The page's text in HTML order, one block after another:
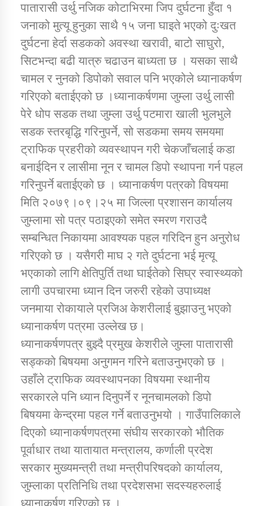
पातारासी उर्थु नजिक कोटाभिरमा जिप दुर्घटना हुँदा १
जनाको मुत्यू हुनुका साथै १५ जना घाइते भएको दुःखत
दुर्घटना हेर्दा सडकको अवस्था खरावी, बाटो साघुरो,
सिटभन्दा बढी यात्रु चढाउन बाध्यता छ । यसका साथै
चामल र नुनको डिपोको सवाल पनि भएकोले ध्यानाकर्षण
गरिएको बताईएको छ ।ध्यानाकर्षणमा जुम्ला उर्थु लासी
पेरे धोप सडक तथा जुम्ला उर्थु पटमारा खाली भुलभुले
सडक स्तरबृद्धि गरिनुपर्ने, सो सडकमा समय समयमा
ट्राफिक प्रहरीको व्यवस्थापन गरी चेकजाँचलाई कडा
बनाईदिन र लासीमा नून र चामल डिपो स्थापना गर्न पहल
गरिनुपर्ने बताईएको छ । ध्यानाकर्षण पत्रको विषयमा
मिति २०७९।०९।२५ मा जिल्ला प्रशासन कार्यालय
जुम्लामा सो पत्र पठाइएको समेत स्मरण गराउदै
सम्बन्धित निकायमा आवश्यक पहल गरिदिन हुन अनुरोध
गरिएको छ । यसैगरी माघ २ गते दुर्घटना भई मृत्यू
भएकाको लागि क्षेतिपुर्ति तथा घाईतेको सिघ्र स्वास्थ्यको
लागी उपचारमा ध्यान दिन जरुरी रहेको उपाध्यक्ष
जनमाया रोकायाले प्रजिअ केशरीलाई बुझाउनु भएको
ध्यानाकर्षण पत्रमा उल्लेख छ।
ध्यानाकर्षणपत्र बुझ्दै प्रमुख केशरीले जुम्ला पातारासी
सड्कको बिषयमा अनुगमन गरिने बताउनुभएको छ ।
उहाँले ट्राफिक व्यवस्थापनका विषयमा स्थानीय
सरकारले पनि ध्यान दिनुपर्ने र नूनचामलको डिपो
बिषयमा केन्द्रमा पहल गर्ने बताउनुभयो । गाउँपालिकाले
दिएको ध्यानाकर्षणपत्रमा संघीय सरकारको भौतिक
पूर्वाधार तथा यातायात मन्त्रालय, कर्णाली प्रदेश
सरकार मुख्यमन्त्री तथा मन्त्रीपरिषदको कार्यालय,
जुम्लाका प्रतिनिधि तथा प्रदेशसभा सदस्यहरुलाई
ध्यानाकर्षण गरिएको छ ।